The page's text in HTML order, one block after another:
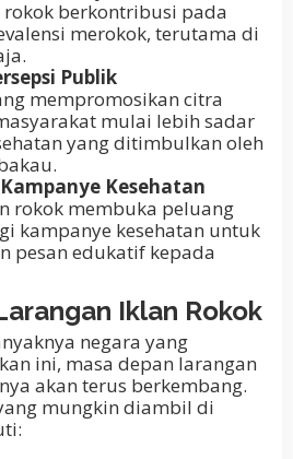
berkontribusi pada
merokok, terutama di
Publik
mempromosikan citra
mulai lebih sadar
yang ditimbulkan oleh
Kesehatan
rokok membuka peluang
kampanye kesehatan untuk
pesan edukatif kepada
Iklan Rokok
negara yang
ini, masa depan larangan
akan terus berkembang.
mungkin diambil di